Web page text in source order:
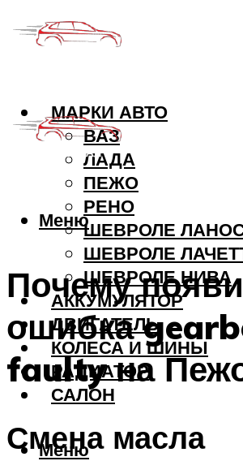
МАРКИ АВТО
ВАЗ
ЛАДА
ПЕЖО
РЕНО
ШЕВРОЛЕ
ШЕВРОЛЕ
ШЕВРОЛЕ НИВА
АККУМУЛЯТОР
ДВИГАТЕЛЬ
КОЛЕСА И ШИНЫ
РАДИАТОР
САЛОН
Меню
Меню
Почему
ошибка
faulty на
Смена масла